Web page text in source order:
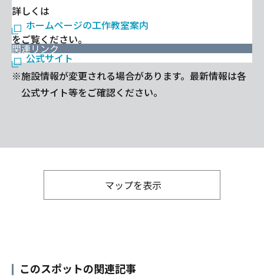
詳しくは
ホームページの工作教室案内
をご覧ください。
関連リンク
公式サイト
※施設情報が変更される場合があります。最新情報は各
公式サイト等をご確認ください。
マップを表示
このスポットの関連記事